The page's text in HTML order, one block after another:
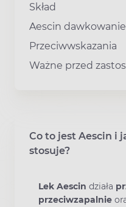
Skład
Aescin dawkowanie
Przeciwwskazania
Ważne przed
Co to jest Aescin i
stosuje?
Lek Aescin działa
przeciwzapalnie